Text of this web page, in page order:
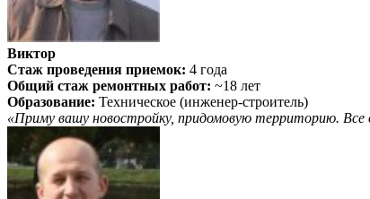
Виктор
Стаж проведения приемок: 4 года
Общий стаж ремонтных работ: ~18 лет
Образование: Техническое (инженер-строитель)
«Приму вашу новостройку, придомовую территорию.